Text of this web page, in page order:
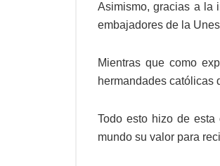
Asimismo, gracias a la
embajadores de la
Mientras que como
hermandades católicas
Todo esto hizo de
mundo su valor para